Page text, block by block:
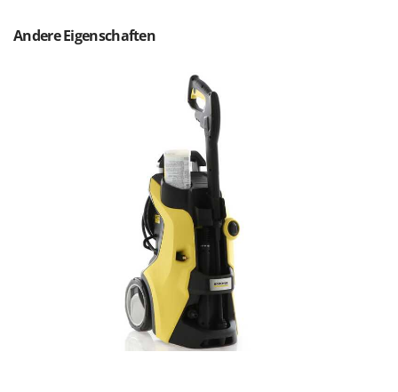
Olix
Andere Eigenschaften